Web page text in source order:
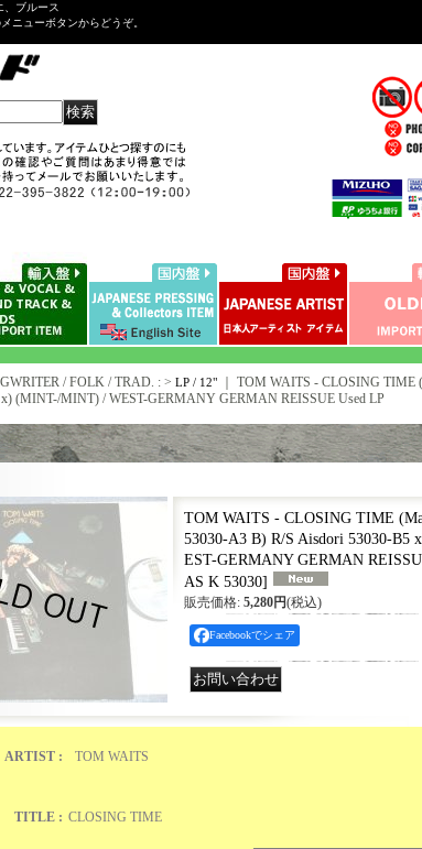
ブルース
ニューボタンからどうぞ。
/ FOLK / TRAD. : > LP / 12"｜ TOM WAITS - CLOSING TIME
(MINT-/MINT) / WEST-GERMANY GERMAN REISSUE Used LP
TOM WAITS - CLOSING TIME
53030-A3 B) R/S Aisdori 53030-
EST-GERMANY GERMAN
AS K 53030]
販売価格: 5,280円(税込)
Facebookでシェア
ARTIST : TOM WAITS
TITLE : CLOSING TIME